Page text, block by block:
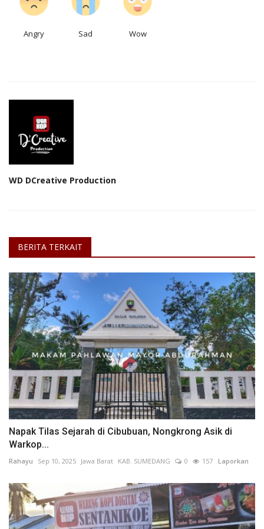
Angry Sad Wow
WD DCreative Production
BERITA TERKAIT
Napak Tilas Sejarah di Cibubuan, Nongkrong Asik di
Warkop...
Rahayu Sep 10, 2025 Jawa Barat KAB. SUMEDANG 0 157 Laporkan